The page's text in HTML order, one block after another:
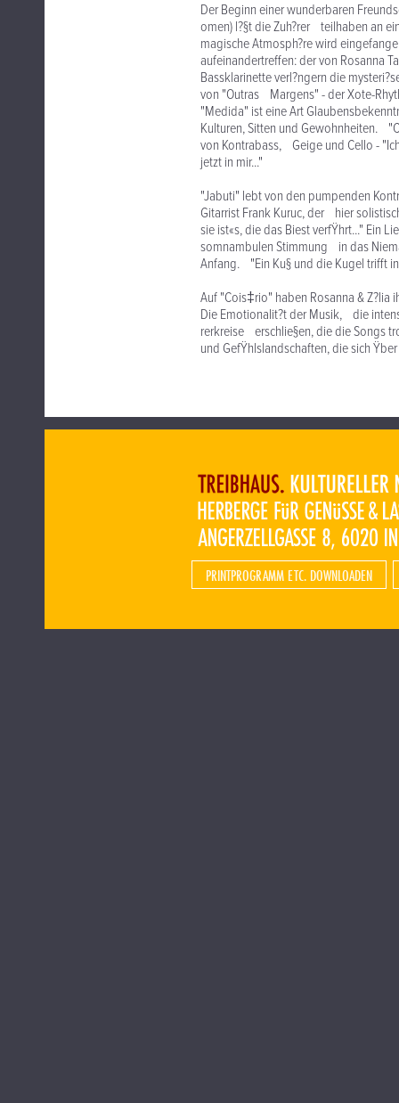
Der Beginn einer wunderbaren
omen) l?§t die Zuh?rer teilhaben an
magische Atmosph?re wird
aufeinandertreffen: der von Rosanna
Bassklarinette verl?ngern die
von "Outras Margens" - der Xote-
"Medida" ist eine Art
Kulturen, Sitten und Gewohnheiten.
von Kontrabass, Geige und Cello -
jetzt in mir..."
"Jabuti" lebt von den pumpenden
Gitarrist Frank Kuruc, der hier
sie ist«s, die das Biest verfŸhrt..." Ein
somnambulen Stimmung in das
Anfang. "Ein Ku§ und die Kugel trifft
Auf "Cois‡rio" haben Rosanna &
Die Emotionalit?t der Musik, die
rerkreise erschlie§en, die die Songs
und GefŸhlslandschaften, die sich
PRINTPROGRAMM ETC. DOWNLOADEN